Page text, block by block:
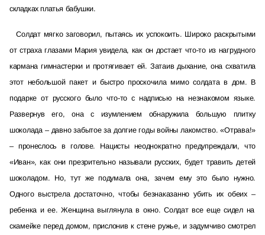
складках платья бабушки.
Солдат мягко заговорил, пытаясь их успокоить. Широко раскрытыми
от страха глазами Мария увидела, как он достает что-то из нагрудного
кармана гимнастерки и протягивает ей. Затаив дыхание, она схватила
этот небольшой пакет и быстро проскочила мимо солдата в дом. В
подарке от русского было что-то с надписью на незнакомом языке.
Развернув его, она с изумлением обнаружила большую плитку
шоколада – давно забытое за долгие годы войны лакомство. «Отрава!»
– пронеслось в голове. Нацисты неоднократно предупреждали, что
«Иван», как они презрительно называли русских, будет травить детей
шоколадом. Но, тут же подумала она, зачем ему это было нужно.
Одного выстрела достаточно, чтобы безнаказанно убить их обеих –
ребенка и ее. Женщина выглянула в окно. Солдат все еще сидел на
скамейке перед домом, прислонив к стене ружье, и задумчиво смотрел